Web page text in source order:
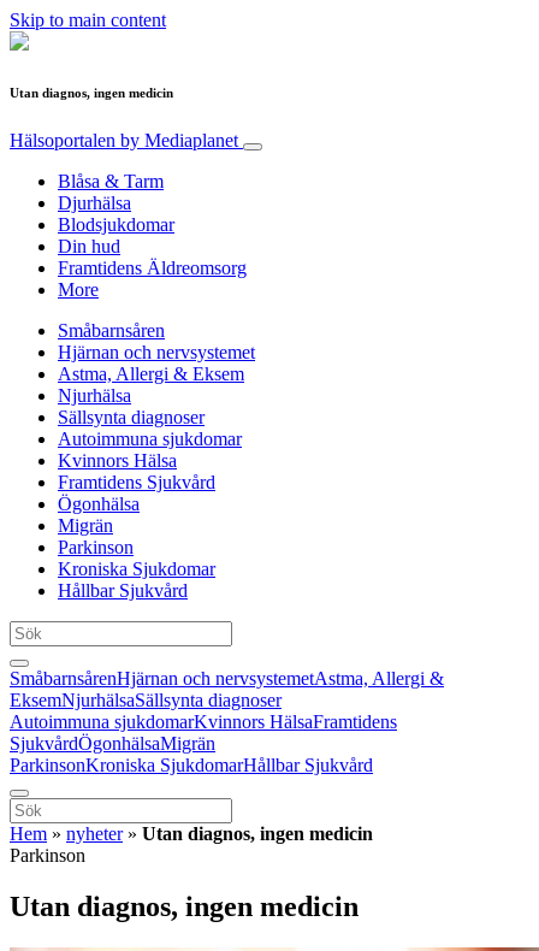
Skip to main content
Utan diagnos, ingen medicin
Hälsoportalen by Mediaplanet
Blåsa & Tarm
Djurhälsa
Blodsjukdomar
Din hud
Framtidens Äldreomsorg
More
Småbarnsåren
Hjärnan och nervsystemet
Astma, Allergi & Eksem
Njurhälsa
Sällsynta diagnoser
Autoimmuna sjukdomar
Kvinnors Hälsa
Framtidens Sjukvård
Ögonhälsa
Migrän
Parkinson
Kroniska Sjukdomar
Hållbar Sjukvård
SmåbarnsårenHjärnan och nervsystemetAstma, Allergi &
EksemNjurhälsaSällsynta diagnoser
Autoimmuna sjukdomarKvinnors HälsaFramtidens
SjukvårdÖgonhälsaMigrän
ParkinsonKroniska SjukdomarHållbar Sjukvård
Hem » nyheter» Utan diagnos, ingen medicin
Parkinson
Utan diagnos, ingen medicin